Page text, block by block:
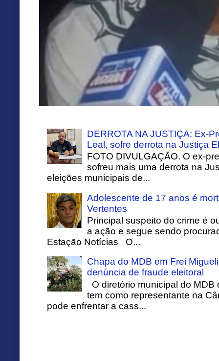
DERROTA NA JUSTIÇA: Ex-
Leal, sofre derrota na Justiça
FOTO DIVULGAÇÃO. O ex-
sofreu mais uma derrota na
eleições municipais de...
Adolescente de 17 anos é
Vertentes
Principal suspeito do crime é
a ação e segue sendo
Estação Notícias O...
Chapa do MDB em Frei
denúncia de fraude eleitoral
O diretório municipal do
tem como representante na
pode enfrentar a cass...